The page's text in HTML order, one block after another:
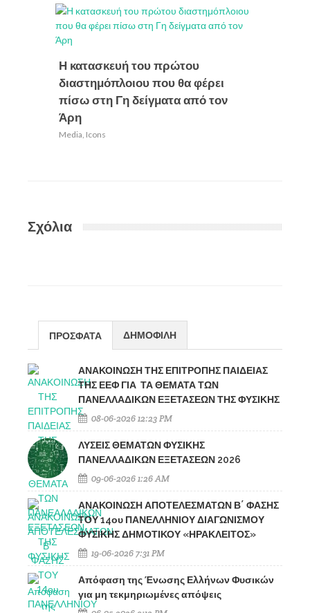
Η κατασκευή του πρώτου
διαστημόπλοιου που θα φέρει
πίσω στη Γη δείγματα από τον
Άρη
Media, Icons
Σχόλια
ΠΡΟΣΦΑΤΑ ΔΗΜΟΦΙΛΗ
ΑΝΑΚΟΙΝΩΣΗ ΤΗΣ ΕΠΙΤΡΟΠΗΣ ΠΑΙΔΕΙΑΣ
ΤΗΣ ΕΕΦ ΓΙΑ ΤΑ ΘΕΜΑΤΑ ΤΩΝ
ΠΑΝΕΛΛΑΔΙΚΩΝ ΕΞΕΤΑΣΕΩΝ ΤΗΣ ΦΥΣΙΚΗΣ
08-06-2026 12:23 PM
ΛΥΣΕΙΣ ΘΕΜΑΤΩΝ ΦΥΣΙΚΗΣ
ΠΑΝΕΛΛΑΔΙΚΩΝ ΕΞΕΤΑΣΕΩΝ 2026
09-06-2026 1:26 AM
ΑΝΑΚΟΙΝΩΣΗ ΑΠΟΤΕΛΕΣΜΑΤΩΝ Β΄ ΦΑΣΗΣ
ΤΟΥ 14ου ΠΑΝΕΛΛΗΝΙΟΥ ΔΙΑΓΩΝΙΣΜΟΥ
ΦΥΣΙΚΗΣ ΔΗΜΟΤΙΚΟΥ «ΗΡΑΚΛΕΙΤΟΣ»
19-06-2026 7:31 PM
Απόφαση της Ένωσης Ελλήνων Φυσικών
για μη τεκμηριωμένες απόψεις